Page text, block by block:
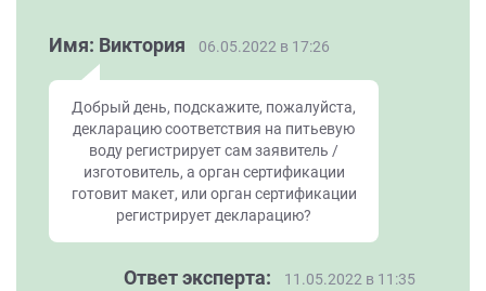
Имя: Виктория 06.05.2022 в 17:26
Добрый день, подскажите, пожалуйста,
декларацию соответствия на питьевую
воду регистрирует сам заявитель /
изготовитель, а орган сертификации
готовит макет, или орган сертификации
регистрирует декларацию?
Ответ эксперта: 11.05.2022 в 11:35